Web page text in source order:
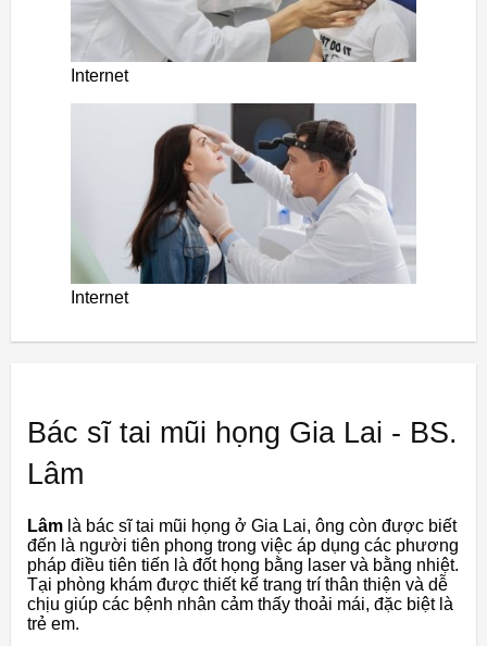
Internet
Internet
Bác sĩ tai mũi họng Gia Lai - BS.
Lâm
Lâm là bác sĩ tai mũi họng ở Gia Lai, ông còn được biết
đến là người tiên phong trong việc áp dụng các phương
pháp điều tiên tiến là đốt họng bằng laser và bằng nhiệt.
Tại phòng khám được thiết kế trang trí thân thiện và dễ
chịu giúp các bệnh nhân cảm thấy thoải mái, đặc biệt là
trẻ em.